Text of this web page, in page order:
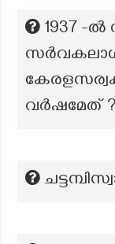
1937 -
വർഷമേത് ?